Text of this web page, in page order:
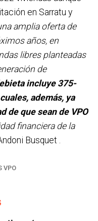
en Sarratu y
amplia oferta de
años, en
libres planteadas
de
incluye 375-
además, ya
de que sean de VPO
financiera de la
Busquet .
VPO